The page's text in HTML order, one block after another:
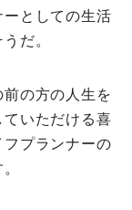
としての生活
だ。
前の方の人生を
いただける喜
プランナーの